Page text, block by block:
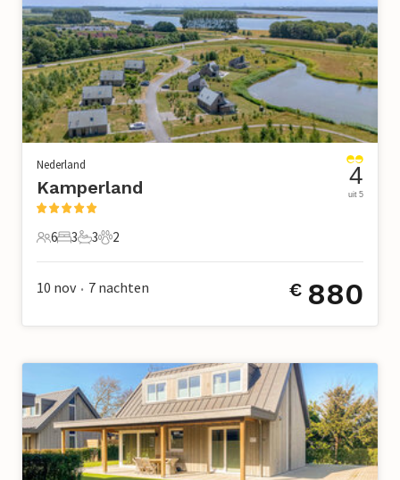
Nederland
Kamperland
6 Gasten
6
3 Slaapkamers
3
3 Badkamers
3
2 Huisdieren
2
4
uit 5
10 nov • 7 nachten € 880